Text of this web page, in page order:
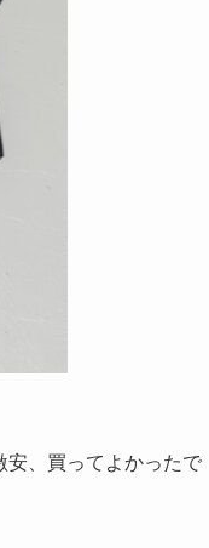
安、買ってよかったで